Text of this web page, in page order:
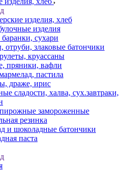
изделия, хлеб
изделия
сухари
отруби, злаковые батончики
круассаны
пряники, вафли
пастила
драже, ирис
сладости, халва, сух.завтраки,
замороженные
резинка
и шоколадные батончики
паста